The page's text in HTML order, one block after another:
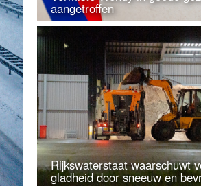
aangetroffen
Rijkswaterstaat waarschuwt
gladheid door sneeuw en